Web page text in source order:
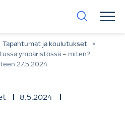
Tapahtumat ja koulutukset
>
ympäristössä – miten?
27.5.2024
8.5.2024